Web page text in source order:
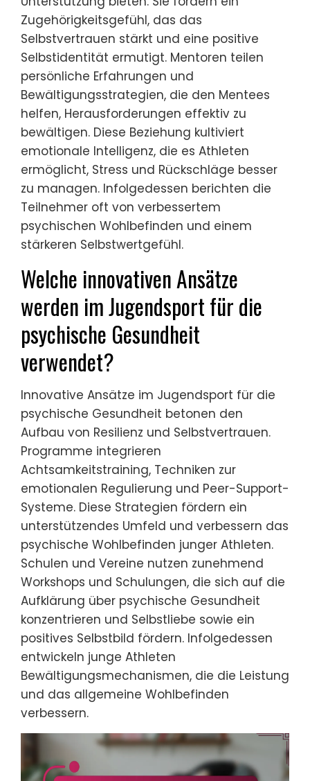
Zugehörigkeitsgefühl, das das
Selbstvertrauen stärkt und eine positive
Selbstidentität ermutigt. Mentoren teilen
persönliche Erfahrungen und
Bewältigungsstrategien, die den Mentees
helfen, Herausforderungen effektiv zu
bewältigen. Diese Beziehung kultiviert
emotionale Intelligenz, die es Athleten
ermöglicht, Stress und Rückschläge besser
zu managen. Infolgedessen berichten die
Teilnehmer oft von verbessertem
psychischen Wohlbefinden und einem
stärkeren Selbstwertgefühl.
Welche innovativen Ansätze
werden im Jugendsport für die
psychische Gesundheit
verwendet?
Innovative Ansätze im Jugendsport für die
psychische Gesundheit betonen den
Aufbau von Resilienz und Selbstvertrauen.
Programme integrieren
Achtsamkeitstraining, Techniken zur
emotionalen Regulierung und Peer-Support-
Systeme. Diese Strategien fördern ein
unterstützendes Umfeld und verbessern das
psychische Wohlbefinden junger Athleten.
Schulen und Vereine nutzen zunehmend
Workshops und Schulungen, die sich auf die
Aufklärung über psychische Gesundheit
konzentrieren und Selbstliebe sowie ein
positives Selbstbild fördern. Infolgedessen
entwickeln junge Athleten
Bewältigungsmechanismen, die die Leistung
und das allgemeine Wohlbefinden
verbessern.